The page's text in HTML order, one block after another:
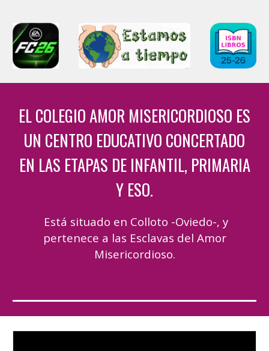
EL COLEGIO AMOR MISERICORDIOSO ES
UN CENTRO EDUCATIVO CONCERTADO
EN LAS ETAPAS DE INFANTIL, PRIMARIA
Y ESO.
Está situado en Colloto -Oviedo-, y
pertenece a las Esclavas del Amor
Misericordioso.